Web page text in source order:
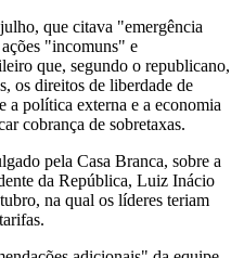
que citava "emergência
"incomuns" e
que, segundo o republicano,
os direitos de liberdade de
a política externa e a economia
cobrança de sobretaxas.
pela Casa Branca, sobre a
da República, Luiz Inácio
na qual os líderes teriam